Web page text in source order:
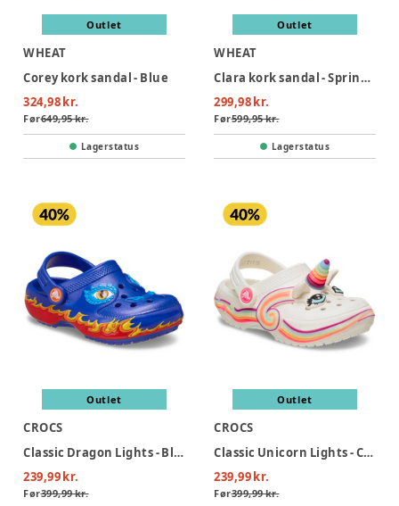
Outlet
WHEAT
Corey kork sandal - Blue
324,98 kr.
Før649,95 kr.
Lagerstatus
Outlet
WHEAT
Clara kork sandal - Spring Lilac
299,98 kr.
Før599,95 kr.
Lagerstatus
Outlet
CROCS
Classic Dragon Lights - Blue Bolt
239,99 kr.
Før399,99 kr.
Outlet
CROCS
Classic Unicorn Lights - Chalk
239,99 kr.
Før399,99 kr.